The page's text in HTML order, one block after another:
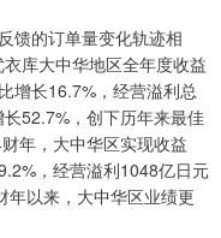
馈的订单量变化轨迹相
库大中华地区全年度收益
增长16.7%，经营溢利总
52.7%，创下历年来最佳
年，大中华区实现收益
，经营溢利1048亿日元
年以来，大中华区业绩更